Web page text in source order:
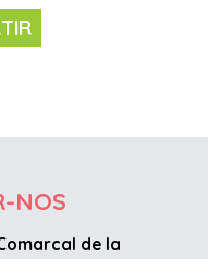
NOS
de la